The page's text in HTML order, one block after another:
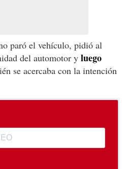
paró el vehículo, pidió al
del automotor y luego
se acercaba con la intención